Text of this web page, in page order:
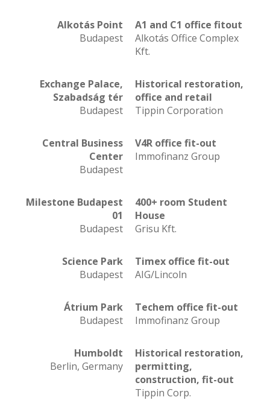
Alkotás Point
Budapest
A1 and C1 office fitout
Alkotás Office Complex
Kft.
Exchange Palace,
Szabadság tér
Budapest
Historical restoration,
office and retail
Tippin Corporation
Central Business
Center
Budapest
V4R office fit-out
Immofinanz Group
Milestone Budapest
01
Budapest
400+ room Student
House
Grisu Kft.
Science Park
Budapest
Timex office fit-out
AIG/Lincoln
Átrium Park
Budapest
Techem office fit-out
Immofinanz Group
Humboldt
Berlin, Germany
Historical restoration,
permitting,
construction, fit-out
Tippin Corp.